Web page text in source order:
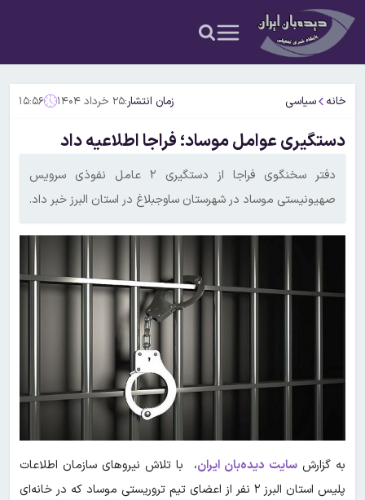
خانه سیاسی زمان انتشار:۲۵ خرداد ۱۴۰۴ ۱۵:۵۶
دستگیری عوامل موساد؛ فراجا اطلاعیه داد
دفتر سخنگوی فراجا از دستگیری ۲ عامل نفوذی سرویس
صهیونیستی موساد در شهرستان ساوجبلاغ در استان البرز خبر داد.
به گزارشسایت دیده‌بان ایران، با تلاش نیروهای سازمان اطلاعات
پلیس استان البرز ۲ نفر از اعضای تیم تروریستی موساد که در خانه‌ای